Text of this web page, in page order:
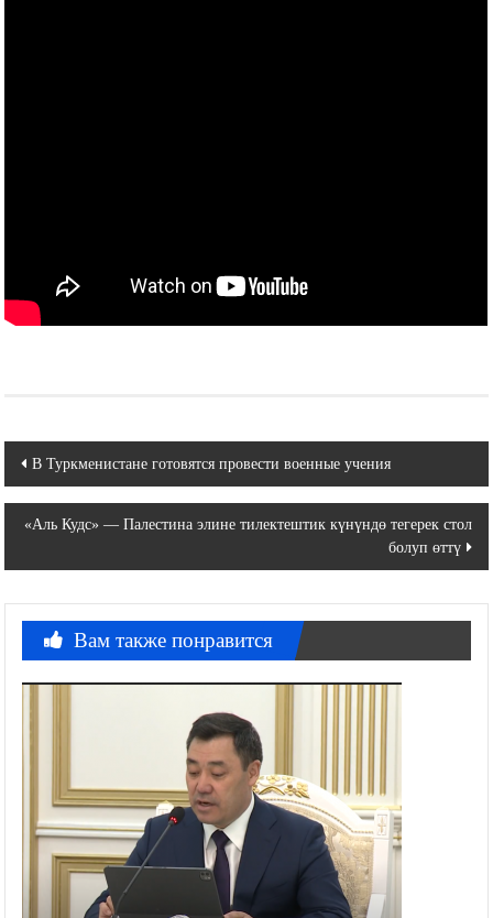
Навигация
по
записям
В Туркменистане готовятся провести военные учения
«Аль Кудс» — Палестина элине тилектештик күнүндө тегерек стол
болуп өттү
Вам также понравится